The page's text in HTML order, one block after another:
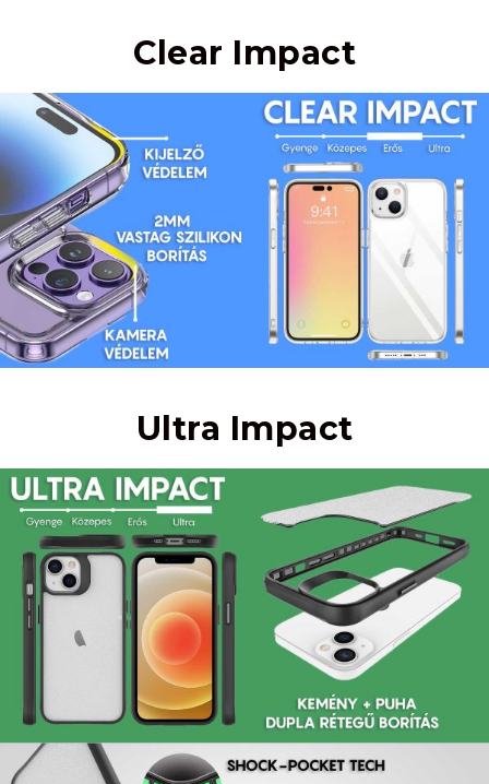
Clear Impact
Ultra Impact